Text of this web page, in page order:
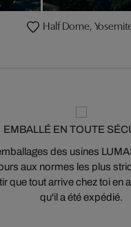
Half Dome,
EMBALLÉ EN TOUTE
des usines
aux normes les plus
que tout arrive chez toi en
qu'il a été expédié.